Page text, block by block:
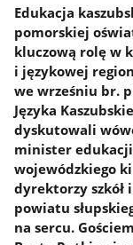
Edukacja
pomorskiej
kluczową rolę w
i językowej
we wrześniu br.
Języka
dyskutowali
minister
wojewódzkiego
dyrektorzy szkół
powiatu
na sercu.